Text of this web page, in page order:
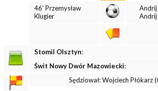
46' Przemysław
Klugier
Stomil Olsztyn:
Świt Nowy Dwór Mazowiecki:
Sędziował: Wojciech Płókarz